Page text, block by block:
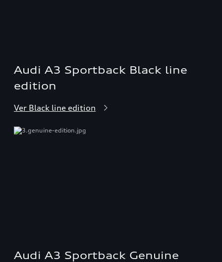
Audi A3 Sportback Black line
edition
Ver Black line edition
Audi A3 Sportback Genuine